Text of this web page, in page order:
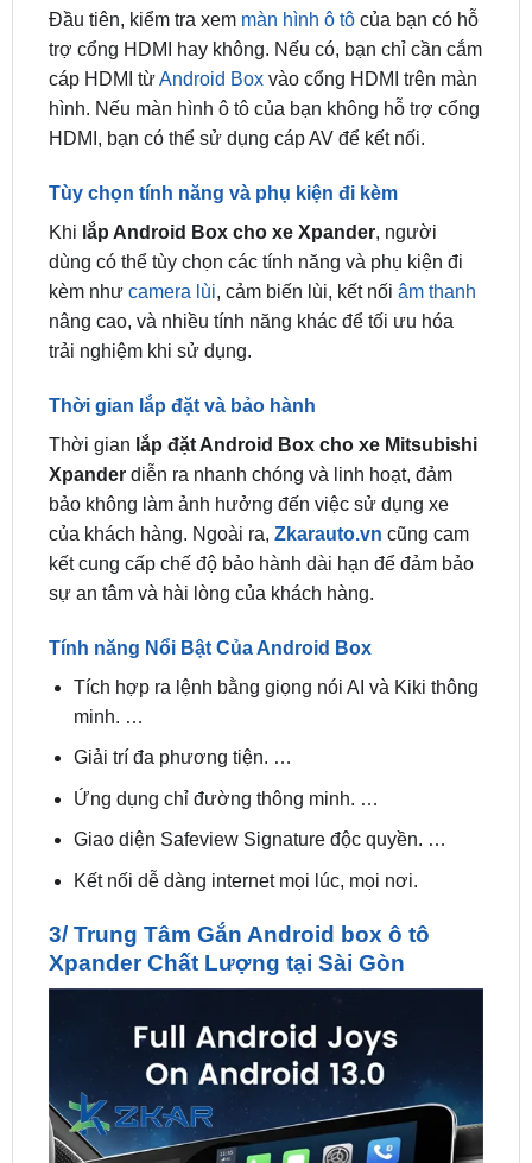
cáp HDMI từAndroid Boxvào cổng HDMI trên màn
hình. Nếu màn hình ô tô của bạn không hỗ trợ cổng
HDMI, bạn có thể sử dụng cáp AV để kết nối.
Tùy chọn tính năng và phụ kiện đi kèm
dùng có thể tùy chọn các tính năng và phụ kiện đi
kèm nhưcamera lùi, cảm biến lùi, kết nốiâm thanh
nâng cao, và nhiều tính năng khác để tối ưu hóa
trải nghiệm khi sử dụng.
Thời gian lắp đặt và bảo hành
Xpanderdiễn ra nhanh chóng và linh hoạt, đảm
bảo không làm ảnh hưởng đến việc sử dụng xe
của khách hàng. Ngoài ra,Zkarauto.vncũng cam
kết cung cấp chế độ bảo hành dài hạn để đảm bảo
sự an tâm và hài lòng của khách hàng.
Tính năng Nổi Bật Của Android Box
minh. …
Giải trí đa phương tiện. …
3/ Trung Tâm Gắn Android box ô tô